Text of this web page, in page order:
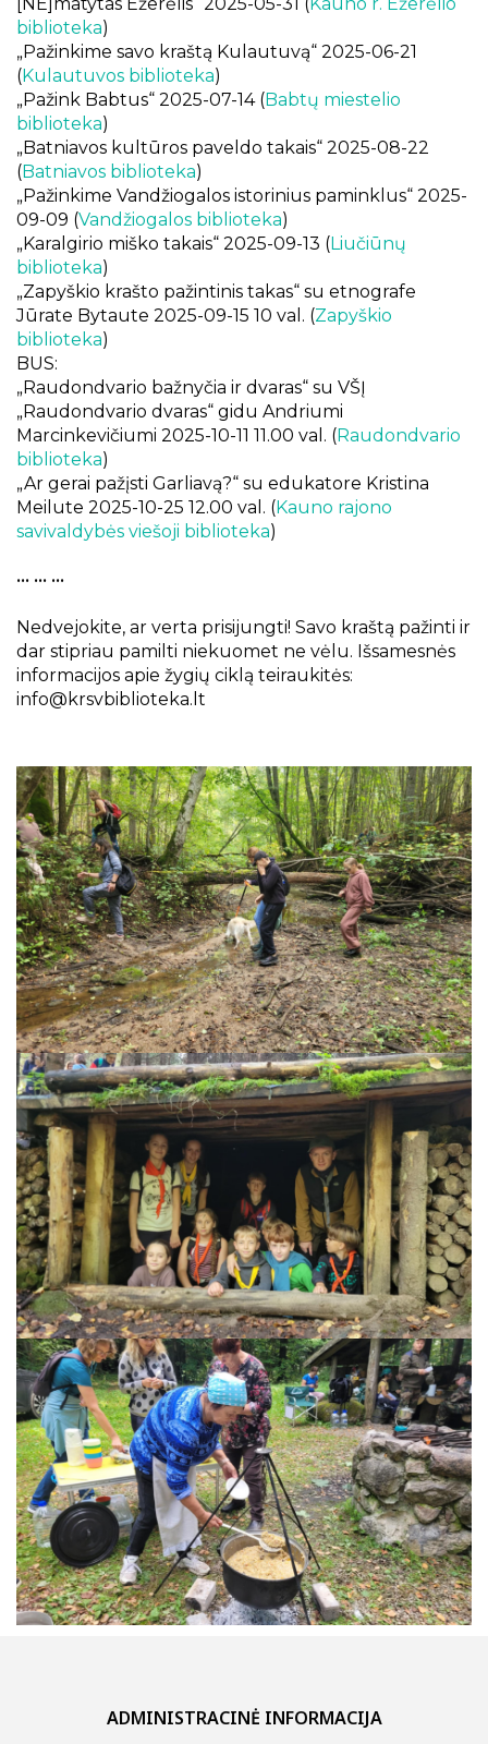
[NE]matytas Ežerėlis“ 2025-05-31 ( Kauno r. Ežerėlio
biblioteka)
„Pažinkime savo kraštą Kulautuvą“ 2025-06-21
(Kulautuvos biblioteka)
„Pažink Babtus“ 2025-07-14 (Babtų miestelio
biblioteka)
„Batniavos kultūros paveldo takais“ 2025-08-22
(Batniavos biblioteka)
„Pažinkime Vandžiogalos istorinius paminklus“ 2025-
09-09 (Vandžiogalos biblioteka)
„Karalgirio miško takais“ 2025-09-13 (Liučiūnų
biblioteka)
„Zapyškio krašto pažintinis takas“ su etnografe
Jūrate Bytaute 2025-09-15 10 val. (Zapyškio
biblioteka)
BUS:
„Raudondvario bažnyčia ir dvaras“ su VŠĮ
„Raudondvario dvaras“ gidu Andriumi
Marcinkevičiumi 2025-10-11 11.00 val. (Raudondvario
biblioteka)
„Ar gerai pažįsti Garliavą?“ su edukatore Kristina
Meilute 2025-10-25 12.00 val. (Kauno rajono
savivaldybės viešoji biblioteka)
••• ••• •••
Nedvejokite, ar verta prisijungti! Savo kraštą pažinti ir
dar stipriau pamilti niekuomet ne vėlu. Išsamesnės
informacijos apie žygių ciklą teiraukitės:
info@krsvbiblioteka.lt
ADMINISTRACINĖ INFORMACIJA